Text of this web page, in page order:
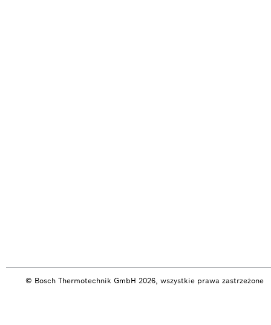
© Bosch Thermotechnik GmbH 2026, wszystkie prawa zastrzeżone